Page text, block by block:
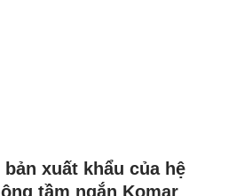
xuất khẩu của hệ
tầm ngắn Komar